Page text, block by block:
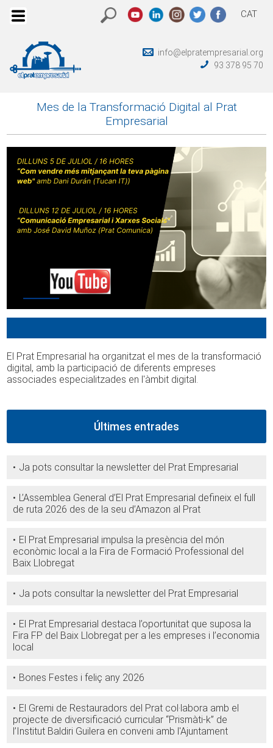
CAT
info@elpratempresarial.org
93 378 95 70
Mes de la Transformació Digital al Prat
Empresarial
El Prat Empresarial ha organitzat el mes de la transformació
digital, amb la participació de diferents empreses
associades especialitzades en l'àmbit digital.
Últimes entrades
Ja pots consultar la newsletter del Prat Empresarial
L’Assemblea General d’El Prat Empresarial defineix el full
de ruta 2026 des de la seu d’Amazon al Prat
El Prat Empresarial impulsa la presència del món
econòmic local a la Fira de Formació Professional del
Baix Llobregat
Ja pots consultar la newsletter del Prat Empresarial
El Prat Empresarial destaca l’oportunitat que suposa la
Fira FP del Baix Llobregat per a les empreses i l’economia
local
Bones Festes i feliç any 2026
El Gremi de Restauradors del Prat col·labora amb el
projecte de diversificació curricular “Prismàti-k” de
l’Institut Baldiri Guilera en conveni amb l'Ajuntament